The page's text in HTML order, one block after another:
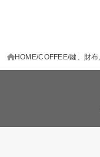
HOME COFFEE 鍵、財布